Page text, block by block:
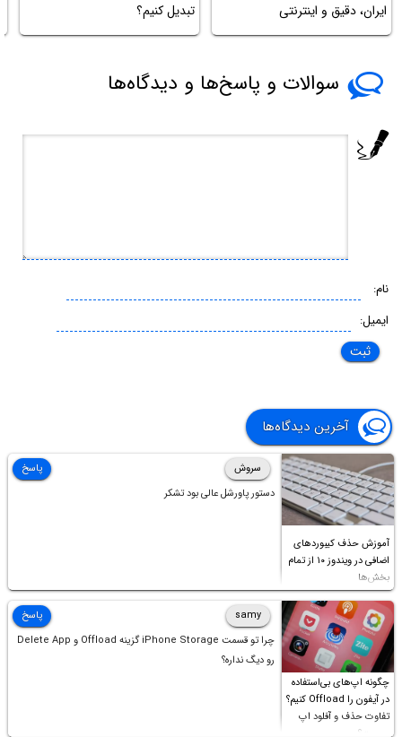
ایران، دقیق و اینترنتی
تبدیل کنیم؟
سوالات و پاسخ‌ها و دیدگاه‌ها
نام:
ایمیل:
آخرین دیدگاه‌ها
آموزش حذف کیبوردهای
اضافی در ویندوز ۱۰ از تمام
بخش‌ها
سروش
دستور پاورشل عالی بود تشکر
پاسخ
چگونه اپ‌های بی‌استفاده
در آیفون را Offload کنیم؟
تفاوت حذف و آفلود اپ
samy
چرا تو قسمت iPhone Storage گزینه Offload و Delete App
رو دیگ نداره؟
پاسخ